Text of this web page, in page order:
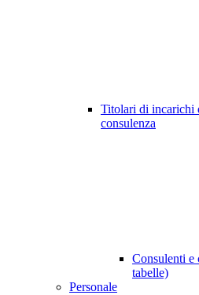
Titolari di incarichi
consulenza
Consulenti e
tabelle)
Personale